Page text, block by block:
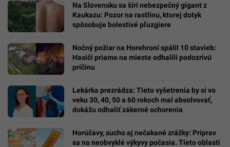
Na Slovensku sa šíri nebezpečný gigant z
Kaukazu: Pozor na rastlinu, ktorej dotyk
spôsobuje bolestivé pľuzgiere
Nočný požiar na Horehroní spálil 10 stavieb:
Hasiči priamo na mieste odhalili podozrivú
príčinu
Lekárka prezrádza: Tieto vyšetrenia by si vo
veku 30, 40, 50 a 60 rokoch mal absolvovať,
dokážu odhaliť zákerné ochorenia
Horúčavy, sucho aj nečakané zrážky: Priprav
sa na neobvyklé výkyvy počasia. Tieto oblasti